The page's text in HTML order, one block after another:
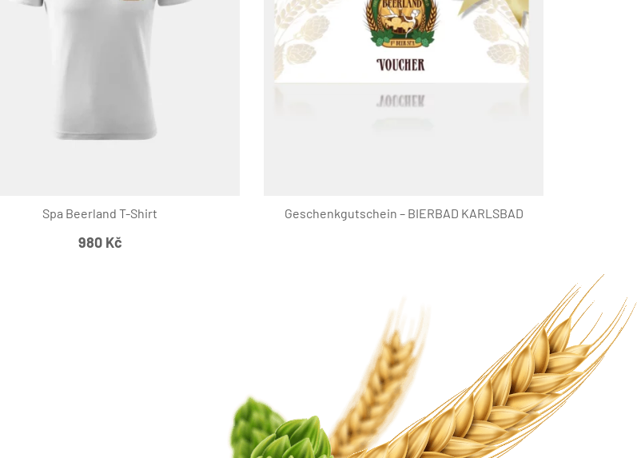
Spa Beerland T-Shirt
980 Kč
Geschenkgutschein – BIERBAD KARLSBAD